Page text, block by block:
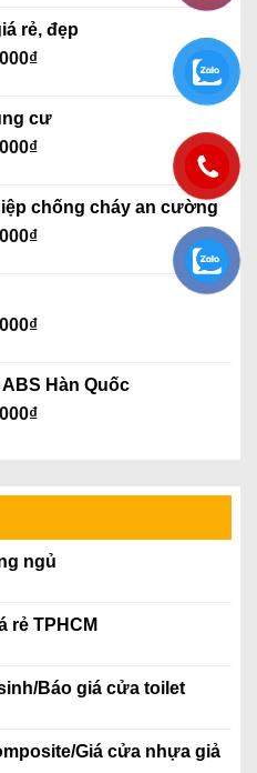
là:
2.050.000₫.
rẻ, đẹp
₫Giá
là:
2.050.000₫.
cư
₫Giá
là:
3.250.000₫.
chống cháy an cường
₫Giá
4.800.000₫.
₫Giá
là:
2.500.000₫.
Hàn Quốc
₫Giá
ngủ
rẻ TPHCM
Báo giá cửa toilet
Giá cửa nhựa giả